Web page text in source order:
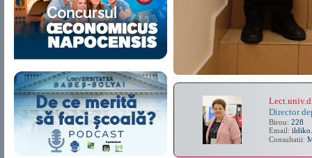
Director
Birou: 228
Email:
Consultatii: